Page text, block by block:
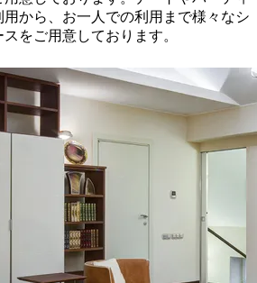
から、お一人での利用まで様々なシ
をご用意しております。